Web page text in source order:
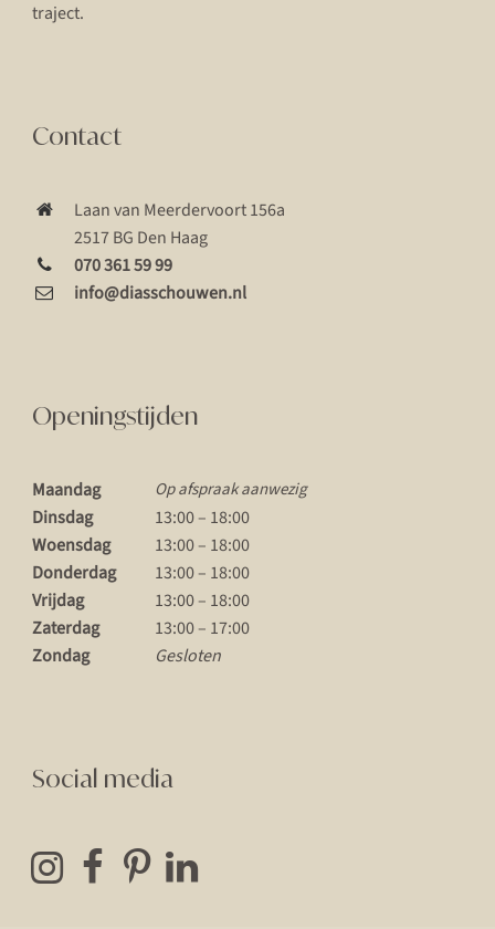
traject.
Contact
Laan van Meerdervoort 156a
2517 BG Den Haag
070 361 59 99
info@diasschouwen.nl
Openingstijden
Maandag Op afspraak aanwezig
Dinsdag
13:00 – 18:00
Woensdag
13:00 – 18:00
Donderdag
13:00 – 18:00
Vrijdag
13:00 – 18:00
Zaterdag
13:00 – 17:00
Zondag
Gesloten
Social media